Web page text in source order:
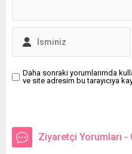
Daha sonraki yorumlarımda
ve site adresim bu tarayıcıya
Ziyaretçi Yorumları -